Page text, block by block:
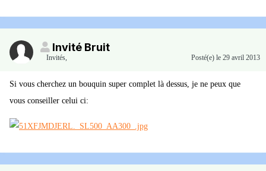
Invité Bruit
Invités, Posté(e) le 29 avril 2013
Si vous cherchez un bouquin super complet là dessus, je ne peux que
vous conseiller celui ci: